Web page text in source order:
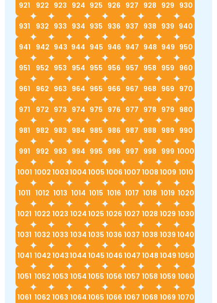
921 922 923 924 925 926 927 928 929 930
931 932 933 934 935 936 937 938 939 940
941 942 943 944 945 946 947 948 949 950
951 952 953 954 955 956 957 958 959 960
961 962 963 964 965 966 967 968 969 970
971 972 973 974 975 976 977 978 979 980
981 982 983 984 985 986 987 988 989 990
991 992 993 994 995 996 997 998 999 1000
1001 1002 10031004 1005 1006 1007 1008 1009 1010
1011 1012 1013 1014 1015 1016 1017 1018 1019 1020
1021 1022 1023 1024 1025 1026 1027 1028 1029 1030
1031 1032 1033 1034 1035 1036 1037 1038 1039 1040
1041 1042 10431044 1045 1046 1047 1048 1049 1050
1051 1052 1053 1054 1055 1056 1057 1058 1059 1060
1061 1062 1063 1064 1065 1066 1067 1068 1069 1070